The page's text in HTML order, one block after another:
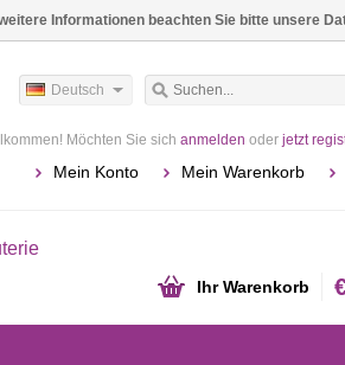
Deutsch
Möchten Sie sich anmelden oder jetzt
Mein Konto Mein Warenkorb
Ihr Warenkorb
Informationen beachten Sie bitte unsere